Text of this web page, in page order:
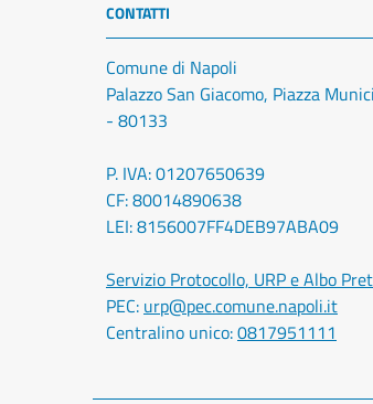
CONTATTI
Comune di Napoli
Palazzo San Giacomo, Piazza
- 80133
P. IVA: 01207650639
CF: 80014890638
LEI: 8156007FF4DEB97ABA09
Servizio Protocollo, URP e Albo
PEC: urp@pec.comune.napoli.it
Centralino unico:0817951111